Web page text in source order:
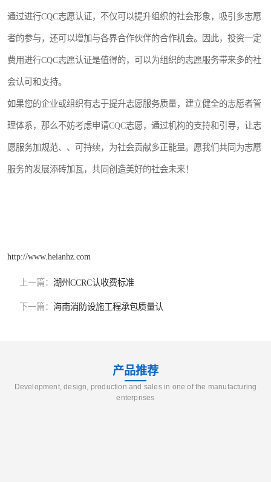
通过进行CQC志愿认证，不仅可以提升组织的社会形象，吸引多志愿
者的参与，还可以增加与各界合作伙伴的合作机会。因此，投资一定
费用进行CQC志愿认证是值得的，可以为组织的志愿服务带来多的社
会认可和支持。
如果您的企业或组织有志于提升志愿服务质量，建立健全的志愿者管
理体系，那么不妨考虑申请CQC志愿，通过机构的支持和引导，让志
愿服务加规范、、可持续，为社会贡献多正能量。愿我们共同为志愿
服务的发展添砖加瓦，共同创造美好的社会未来！
http://www.heianhz.com
上一篇： 湖州CCRC认收费标准
下一篇： 海南消防设施工程承包质量认
产品推荐
Development, design, production and sales in one of the manufacturing
enterprises